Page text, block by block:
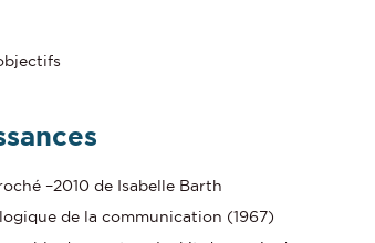
–2010 de Isabelle Barth
de la communication (1967)